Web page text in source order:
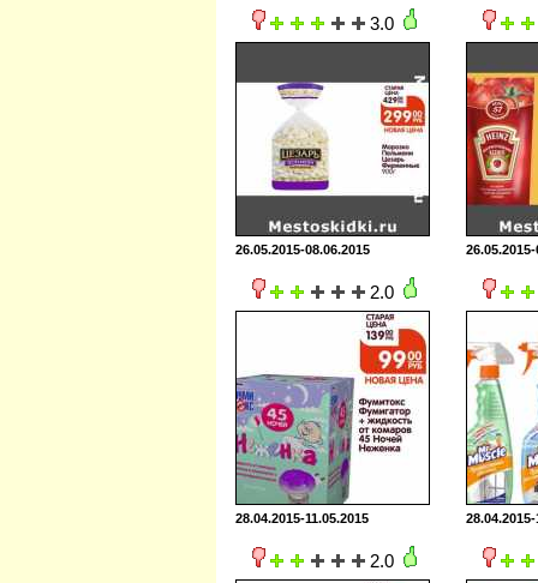
3.0
26.05.2015-08.06.2015
2.0
28.04.2015-11.05.2015
2.0